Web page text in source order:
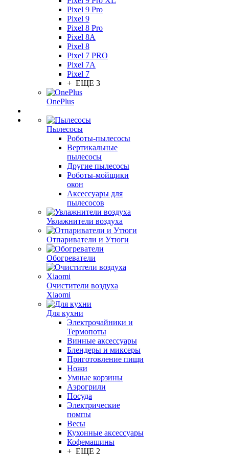
Pixel 9 Pro
Pixel 9
Pixel 8 Pro
Pixel 8A
Pixel 8
Pixel 7 PRO
Pixel 7A
Pixel 7
+ ЕЩЕ 3
OnePlus
Пылесосы
Роботы-пылесосы
Вертикальные
пылесосы
Другие пылесосы
Роботы-мойщики
окон
Аксессуары для
пылесосов
Увлажнители воздуха
Отпариватели и Утюги
Обогреватели
Очистители воздуха
Xiaomi
Для кухни
Электрочайники и
Термопоты
Винные аксессуары
Блендеры и миксеры
Приготовление пищи
Ножи
Умные корзины
Аэрогрили
Посуда
Электрические
помпы
Весы
Кухонные аксессуары
Кофемашины
+ ЕЩЕ 2